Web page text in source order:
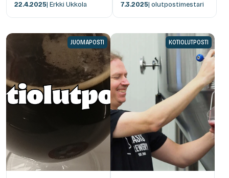
22.4.2025| Erkki Ukkola 7.3.2025| olutpostimestari
JUOMAPOSTI KOTIOLUTPOSTI